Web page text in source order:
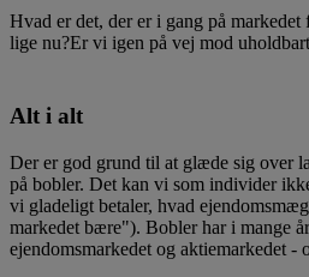
Hvad er det, der er i gang på
lige nu?Er vi igen på vej mod
Alt i alt
Der er god grund til at glæde sig over
på bobler. Det kan vi som individer
vi gladeligt betaler, hvad
markedet bære"). Bobler har i mange
ejendomsmarkedet og aktiemarkedet -